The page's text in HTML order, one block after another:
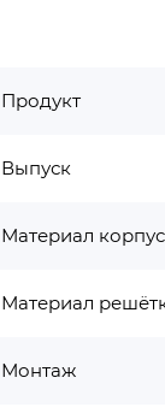
Продукт
Выпуск
Материал
Материал
Монтаж